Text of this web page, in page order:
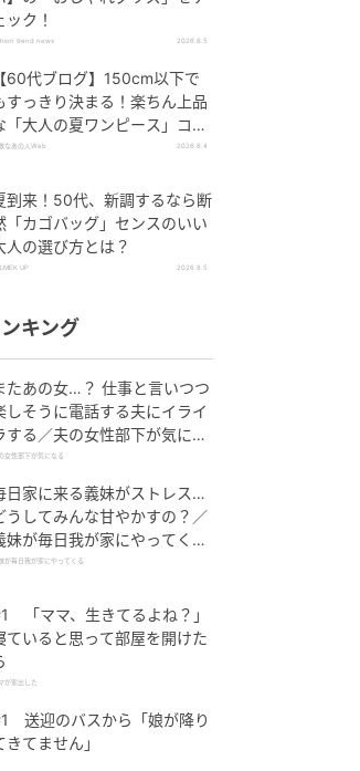
ック！
trend news 2026.8.5
【60代ブログ】150cm以下で
すっきり決まる！楽ちん上品
「大人の夏ワンピース」コー
６選
敵なあの人Web 2026.8.4
到来！50代、新調するなら断
「カゴバッグ」センスのいい
人の選び方とは？
UP 2026.8.5
キング
たあの女…？ 仕事と言いつつ
しそうに電話する夫にイライ
する／夫の女性部下が気にな
（1）【夫婦の危機 まんが】
女性部下が気になる
日家に来る義妹がストレス…
うしてみんな甘やかすの？／
妹が毎日我が家にやってくる
1）【義父母がシンドイんで
が毎日我が家にやってくる
「ママ、生きてるよね？」
ていると思って部屋を開けた
が家出した
送迎のバスから「娘が降り
きてません」